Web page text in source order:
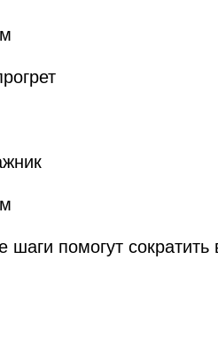
шаги помогут